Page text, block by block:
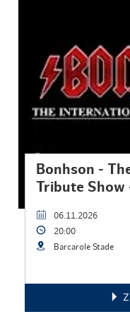
Bonhson -
Tribute Show
06.11.2026
20:00
Barcarole Stade